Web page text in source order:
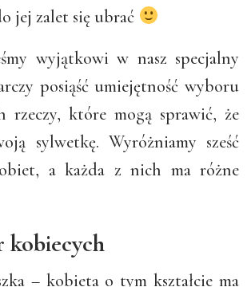
jej zalet się ubrać
wyjątkowi w nasz specjalny
posiąść umiejętność wyboru
rzeczy, które mogą sprawić, że
sylwetkę. Wyróżniamy sześć
a każda z nich ma różne
kobiecych
– kobieta o tym kształcie ma